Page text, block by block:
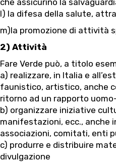
che assicurino la
l) la difesa della salute,
m)la promozione di attività
2) Attività
Fare Verde può, a titolo
a) realizzare, in Italia e
faunistico, artistico, anche
ritorno ad un rapporto
b) organizzare iniziative
manifestazioni, ecc., anche
associazioni, comitati, enti
c) produrre e distribuire
divulgazione